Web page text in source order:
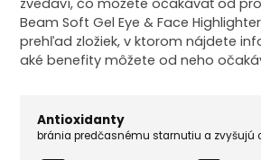
zvedaví, čo môžete očakávať od
Beam Soft Gel Eye & Face
prehľad zložiek, v ktorom nájdete
aké benefity môžete od neho
Antioxidanty
bránia predčasnému starnutiu a zvyšujú